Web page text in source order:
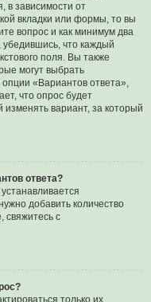
в зависимости от
вкладки или формы, то вы
вопрос и как минимум два
убедившись, что каждый
поля. Вы также
могут выбрать
«Вариантов ответа»,
что опрос будет
вариант, за который
ответа?
добавить количество
свяжитесь с
только их